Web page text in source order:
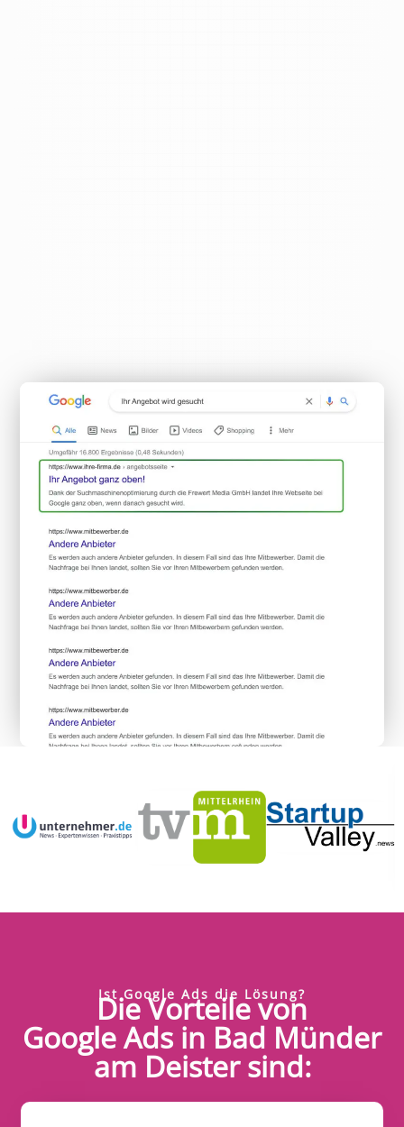
Ist Google Ads die Lösung?
Die Vorteile von
Google Ads in Bad Münder
am Deister sind: